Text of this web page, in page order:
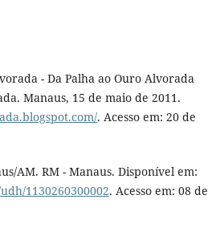
- Da Palha ao Ouro Alvorada
Manaus, 15 de maio de 2011.
. Acesso em: 20 de
AM. RM - Manaus. Disponível em:
1130260300002. Acesso em: 08 de